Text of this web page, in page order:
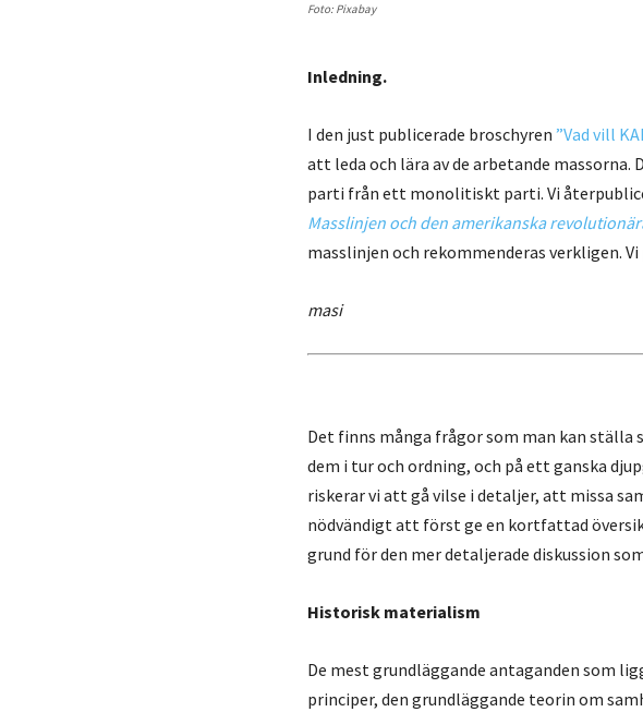
Foto: Pixabay
Inledning.
I den just publicerade broschyren ”Vad vill
att leda och lära av de arbetande
parti från ett monolitiskt parti. Vi
Masslinjen och den amerikanska
masslinjen och rekommenderas verkligen.
masi
Det finns många frågor som man kan ställa
dem i tur och ordning, och på ett ganska
riskerar vi att gå vilse i detaljer, att missa
nödvändigt att först ge en kortfattad
grund för den mer detaljerade diskussion
Historisk materialism
De mest grundläggande antaganden som
principer, den grundläggande teorin om